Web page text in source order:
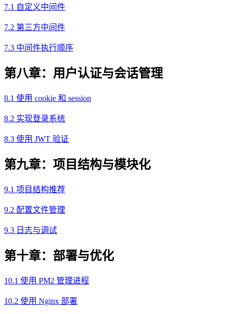
7.1 自定义中间件
7.2 第三方中间件
7.3 中间件执行顺序
第八章：用户认证与会话管理
8.1 使用 cookie 和 session
8.2 实现登录系统
8.3 使用 JWT 验证
第九章：项目结构与模块化
9.1 项目结构推荐
9.2 配置文件管理
9.3 日志与调试
第十章：部署与优化
10.1 使用 PM2 管理进程
10.2 使用 Nginx 部署